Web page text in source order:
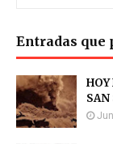
Entradas que
HOY
SAN